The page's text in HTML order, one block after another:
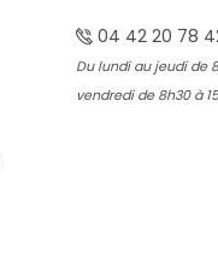
04 42 20 78
Du lundi au jeudi de
vendredi de 8h30 à